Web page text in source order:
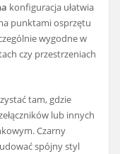
konfiguracja ułatwia
punktami osprzętu
wygodne w
czy przestrzeniach
tam, gdzie
lub innych
Czarny
spójny styl